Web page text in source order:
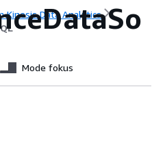
Kinesis Data Analytics
Mode fokus